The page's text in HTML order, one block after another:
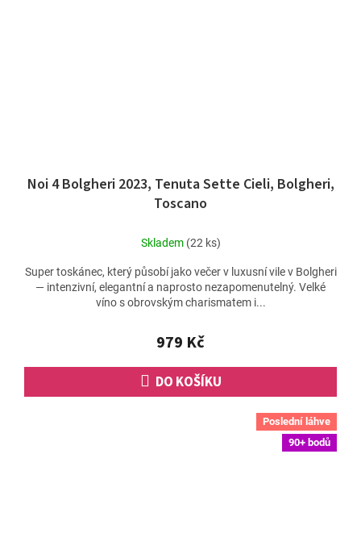
Noi 4 Bolgheri 2023, Tenuta Sette Cieli, Bolgheri,
Toscano
Skladem (22 ks)
979 Kč
DO KOŠÍKU
Super toskánec, který působí jako večer v luxusní vile v Bolgheri
— intenzivní, elegantní a naprosto nezapomenutelný. Velké
víno s obrovským charismatem i...
Poslední láhve
90+ bodů